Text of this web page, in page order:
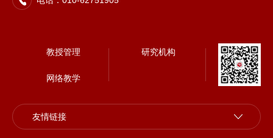
教授管理 研究机构
网络教学
友情链接